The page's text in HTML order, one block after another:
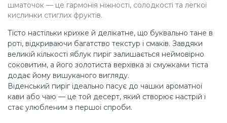
шматочок — це гармонія ніжності, солодкості та легкої
кислинки стиглих фруктів.
Тісто настільки крихке й делікатне, що буквально тане в
роті, відкриваючи багатство текстур і смаків. Завдяки
великій кількості яблук пиріг залишається неймовірно
соковитим, а його золотиста верхівка зі смужками тіста
додає йому вишуканого вигляду.
Віденський пиріг ідеально пасує до чашки ароматної
кави або чаю — це той десерт, який створює настрій і
стає улюбленим з першої спроби.